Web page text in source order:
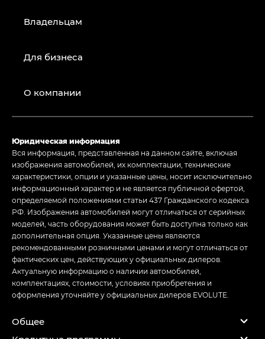
Владельцам
Для бизнеса
О компании
Юридическая информация
Вся информация, представленная на данном сайте, включая
изображения автомобилей, их комплектации, технические
характеристики, опции и указанные цены, носит исключительно
информационный характер и не является публичной офертой,
определяемой положениями статьи 437 Гражданского кодекса
РФ. Изображения автомобилей могут отличаться от серийных
моделей, часть оборудования может быть доступна только как
дополнительная опция. Указанные цены являются
рекомендованными розничными ценами и могут отличаться от
фактических цен, действующих у официальных дилеров.
Актуальную информацию о наличии автомобилей,
комплектациях, стоимости, условиях приобретения и
оформления уточняйте у официальных дилеров EVOLUTE.
Общее